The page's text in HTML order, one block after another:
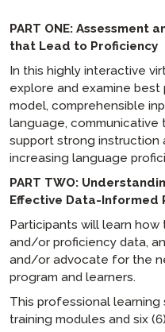
PART ONE: Assessment
that Lead to Proficiency
In this highly interactive
explore and examine
model, comprehensible
language, communicative
support strong instruction
increasing language
PART TWO:
Effective Data-Informed
Participants will learn
and/or proficiency data,
and/or advocate for the
program and learners.
This professional learning
training modules and six